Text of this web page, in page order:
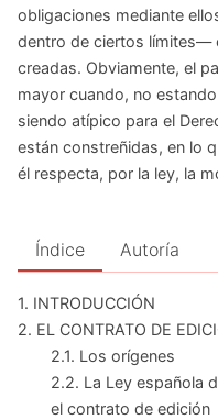
obligaciones mediante
dentro de ciertos límites—
creadas. Obviamente, el
mayor cuando, no
siendo atípico para el
están constreñidas, en lo
él respecta, por la ley, la
Índice Autoría
1. INTRODUCCIÓN
2. EL CONTRATO DE
2.1. Los orígenes
2.2. La Ley española
el contrato de edición